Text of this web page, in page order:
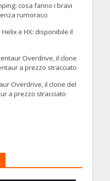
cosa fanno i bravi
rumoracci
e HX: disponibile il
Overdrive, il clone
a prezzo stracciato
Overdrive, il clone del
a prezzo stracciato